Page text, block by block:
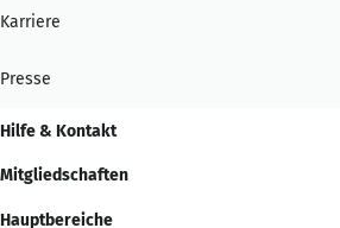
Karriere
Presse
Hilfe & Kontakt
Mitgliedschaften
Hauptbereiche